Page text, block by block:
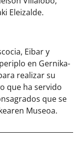
Eleizalde.
Eibar y
en Gernika-
realizar su
que ha servido
que se
Museoa.